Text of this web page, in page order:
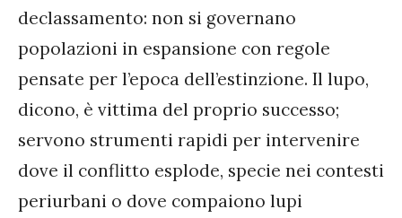
declassamento: non si governano
popolazioni in espansione con regole
pensate per l’epoca dell’estinzione. Il lupo,
dicono, è vittima del proprio successo;
servono strumenti rapidi per intervenire
dove il conflitto esplode, specie nei contesti
periurbani o dove compaiono lupi